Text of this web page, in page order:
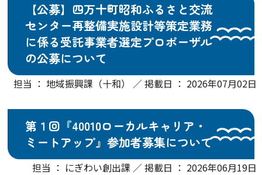
【公募】四万十町昭和ふるさと交流
センター再整備実施設計等策定業務
に係る受託事業者選定プロポーザル
の公募について
担当 ： 地域振興課（十和） ／ 掲載日 ： 2026年07月02日
第１回『40010ローカルキャリア・
ミートアップ』参加者募集について
担当 ： にぎわい創出課 ／ 掲載日 ： 2026年06月19日